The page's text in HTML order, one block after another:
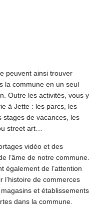
peuvent ainsi trouver
la commune en un seul
Outre les activités, vous y
à Jette : les parcs, les
stages de vacances, les
street art…
vidéo et des
l’âme de notre commune.
également de l’attention
l’histoire de commerces
et établissements
dans la commune.